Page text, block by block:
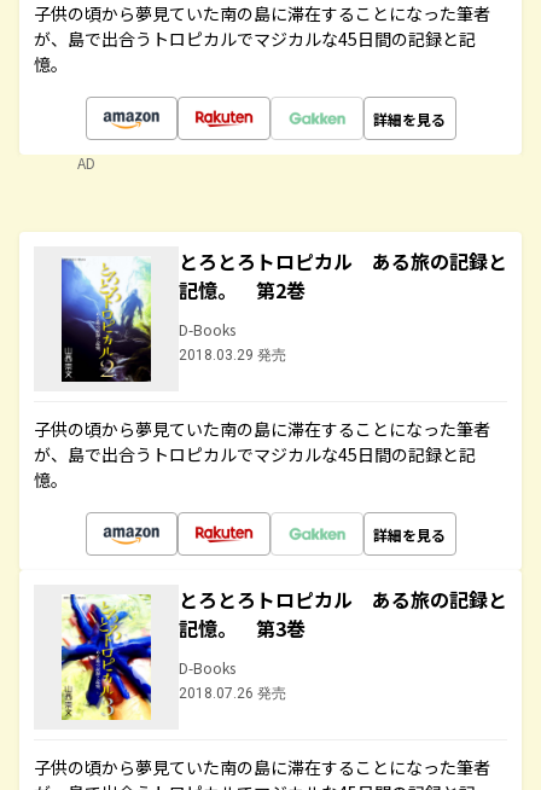
子供の頃から夢見ていた南の島に滞在することになった筆者
が、島で出合うトロピカルでマジカルな45日間の記録と記
憶。
詳細を見る
AD
とろとろトロピカル ある旅の記録と
記憶。 第2巻
D-Books
2018.03.29 発売
子供の頃から夢見ていた南の島に滞在することになった筆者
が、島で出合うトロピカルでマジカルな45日間の記録と記
憶。
詳細を見る
とろとろトロピカル ある旅の記録と
記憶。 第3巻
D-Books
2018.07.26 発売
子供の頃から夢見ていた南の島に滞在することになった筆者